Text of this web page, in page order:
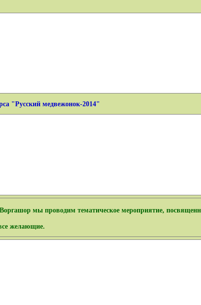
"Русский медвежонок-2014"
Воргашор мы проводим тематическое мероприятие,
желающие.